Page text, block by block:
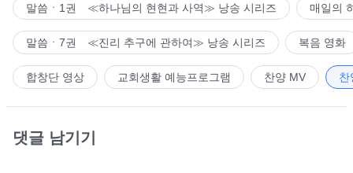
말씀ㆍ1권 ≪하나님의 현현과 사역≫ 낭송 시리즈 매일의
말씀ㆍ7권 ≪진리 추구에 관하여≫ 낭송 시리즈 복음 영화
합창단 영상 교회생활 예능프로그램 찬양 MV 찬
댓글 남기기